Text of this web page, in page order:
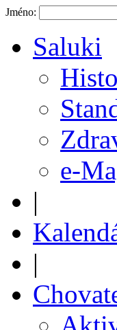
Jméno:
Saluki
e-
|
|